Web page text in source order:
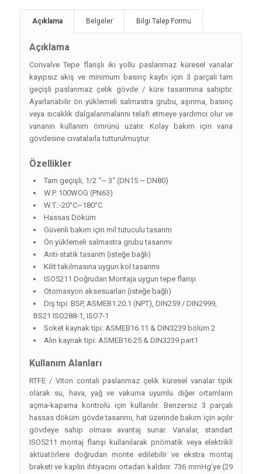
Açıklama Belgeler Bilgi Talep Formu
Açıklama
Convalve Tepe flanşlı iki yollu paslanmaz küresel vanalar
kayıpsız akış ve minimum basınç kaybı için 3 parçalı tam
geçişli paslanmaz çelik gövde / küre tasarımına sahiptir.
Ayarlanabilir ön yüklemeli salmastra grubu, aşınma, basınç
veya sıcaklık dalgalanmalarını telafi etmeye yardımcı olur ve
vananın kullanım ömrünü uzatır. Kolay bakım için vana
gövdesine cıvatalarla tutturulmuştur.
Özellikler
Tam geçişli, 1/2 “~ 3“ (DN15 ~ DN80)
W.P. 100WOG (PN63)
W.T.:-20°C~180°C
Hassas Döküm
Güvenli bakım için mil tutuculu tasarım
Ön yüklemeli salmastra grubu tasarımı
Anti-statik tasarım (isteğe bağlı)
Kilit takılmasına uygun kol tasarımı
ISO5211 Doğrudan Montaja uygun tepe flanşı
Otomasyon aksesuarları (isteğe bağlı)
Diş tipi: BSP, ASMEB1.20.1 (NPT), DIN259 / DIN2999,
BS21 ISO288-1, ISO7-1
Soket kaynak tipi: ASMEB16.11 & DIN3239 bölüm 2
Alın kaynak tipi: ASMEB16.25 & DIN3239 part1
Kullanım Alanları
RTFE / Viton contalı paslanmaz çelik küresel vanalar tipik
olarak su, hava, yağ ve vakuma uyumlu diğer ortamların
açma-kapama kontrolü için kullanılır. Benzersiz 3 parçalı
hassas döküm gövde tasarımı, hat üzerinde bakım için açılır
gövdeye sahip olması avantaj sunar. Vanalar, standart
ISO5211 montaj flanşı kullanılarak pnömatik veya elektrikli
aktüatörlere doğrudan monte edilebilir ve ekstra montaj
braketi ve kaplin ihtiyacını ortadan kaldırır. 736 mmHg’ye (29